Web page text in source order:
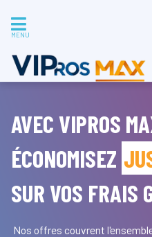
MENU
AVEC VIPROS
ÉCONOMISEZ
SUR VOS FRAIS
Nos offres couvrent